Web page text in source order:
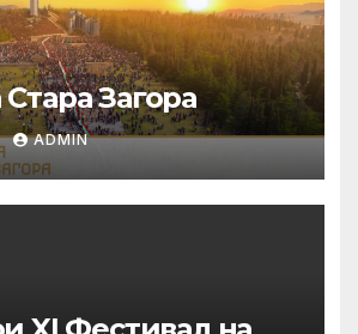
Загора
ADMIN